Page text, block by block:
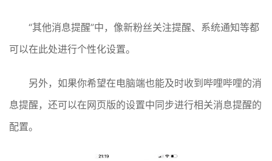
“其他消息提醒”中，像新粉丝关注提醒、系统通知等都
可以在此处进行个性化设置。
另外，如果你希望在电脑端也能及时收到哔哩哔哩的消
息提醒，还可以在网页版的设置中同步进行相关消息提醒的
配置。